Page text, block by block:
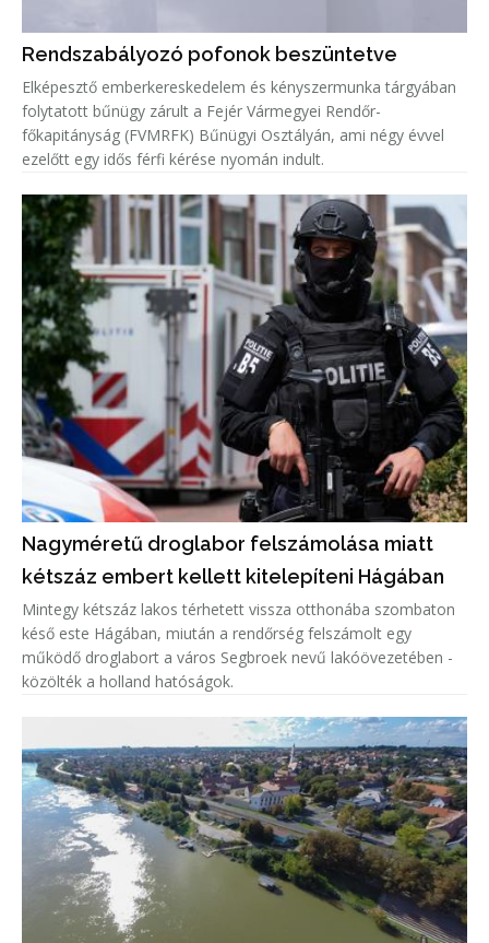
Rendszabályozó pofonok beszüntetve
Elképesztő emberkereskedelem és kényszermunka tárgyában
folytatott bűnügy zárult a Fejér Vármegyei Rendőr-
főkapitányság (FVMRFK) Bűnügyi Osztályán, ami négy évvel
ezelőtt egy idős férfi kérése nyomán indult.
Nagyméretű droglabor felszámolása miatt
kétszáz embert kellett kitelepíteni Hágában
Mintegy kétszáz lakos térhetett vissza otthonába szombaton
késő este Hágában, miután a rendőrség felszámolt egy
működő droglabort a város Segbroek nevű lakóövezetében -
közölték a holland hatóságok.